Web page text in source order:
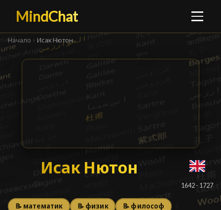
MindChat
Начало › Исак Нютон
Исак Нютон
Исак Нютон
1642 - 1727
📝 математик 📝 физик 📝 философ